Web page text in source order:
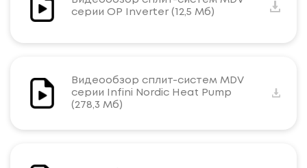
серии OP Inverter (12,5 Мб)
Видеообзор сплит-систем MDV
серии Infini Nordic Heat Pump
(278,3 Мб)